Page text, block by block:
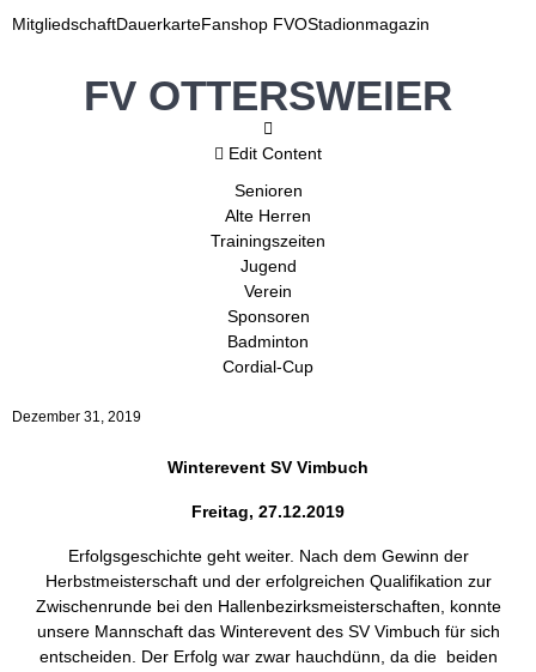
MitgliedschaftDauerkarteFanshop FVOStadionmagazin
FV OTTERSWEIER
Edit Content
Senioren
Alte Herren
Trainingszeiten
Jugend
Verein
Sponsoren
Badminton
Cordial-Cup
Dezember 31, 2019
Winterevent SV Vimbuch
Freitag, 27.12.2019
Erfolgsgeschichte geht weiter. Nach dem Gewinn der
Herbstmeisterschaft und der erfolgreichen Qualifikation zur
Zwischenrunde bei den Hallenbezirksmeisterschaften, konnte
unsere Mannschaft das Winterevent des SV Vimbuch für sich
entscheiden. Der Erfolg war zwar hauchdünn, da die beiden